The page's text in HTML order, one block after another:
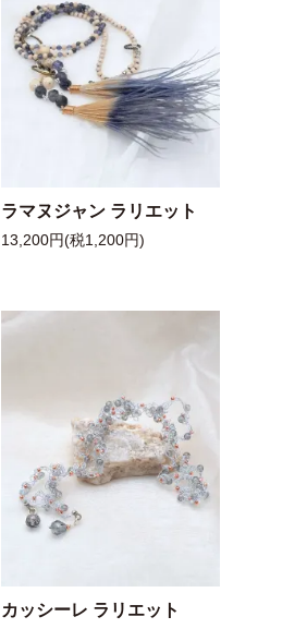
ラマヌジャン ラリエット
13,200円(税1,200円)
カッシーレ ラリエット